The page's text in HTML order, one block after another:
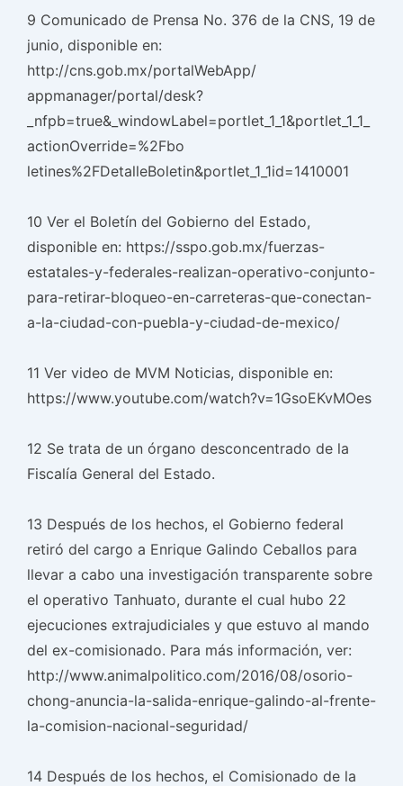
9 Comunicado de Prensa No. 376 de la CNS, 19 de
junio, disponible en:
http://cns.gob.mx/portalWebApp/
appmanager/portal/desk?
_nfpb=true&_windowLabel=portlet_1_1&portlet_1_1_
actionOverride=%2Fbo
letines%2FDetalleBoletin&portlet_1_1id=1410001
10 Ver el Boletín del Gobierno del Estado,
disponible en: https://sspo.gob.mx/fuerzas-
estatales-y-federales-realizan-operativo-conjunto-
para-retirar-bloqueo-en-carreteras-que-conectan-
a-la-ciudad-con-puebla-y-ciudad-de-mexico/
11 Ver video de MVM Noticias, disponible en:
https://www.youtube.com/watch?v=1GsoEKvMOes
12 Se trata de un órgano desconcentrado de la
Fiscalía General del Estado.
13 Después de los hechos, el Gobierno federal
retiró del cargo a Enrique Galindo Ceballos para
llevar a cabo una investigación transparente sobre
el operativo Tanhuato, durante el cual hubo 22
ejecuciones extrajudiciales y que estuvo al mando
del ex-comisionado. Para más información, ver:
http://www.animalpolitico.com/2016/08/osorio-
chong-anuncia-la-salida-enrique-galindo-al-frente-
la-comision-nacional-seguridad/
14 Después de los hechos, el Comisionado de la